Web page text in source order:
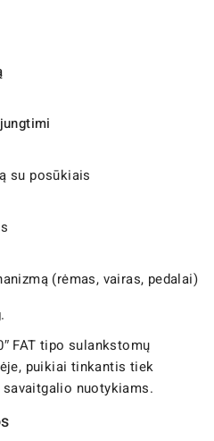
su posūkiais
(rėmas, vairas, pedalai)
.
FAT tipo sulankstomų
puikiai tinkantis tiek
nuotykiams.